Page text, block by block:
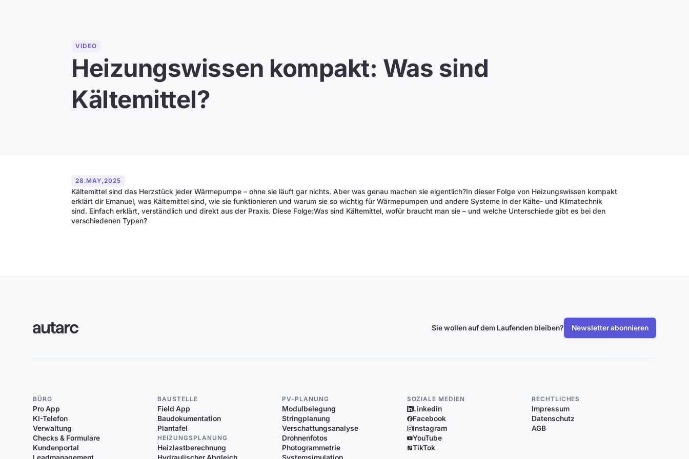
VIDEO
Heizungswissen kompakt: Was sind
Kältemittel?
28 .MAY,2025
Kältemittel sind das Herzstück jeder Wärmepumpe – ohne sie läuft gar nichts. Aber was genau machen sie eigentlich?In dieser Folge von Heizungswissen kompakt
erklärt dir Emanuel, was Kältemittel sind, wie sie funktionieren und warum sie so wichtig für Wärmepumpen und andere Systeme in der Kälte- und Klimatechnik
sind. Einfach erklärt, verständlich und direkt aus der Praxis. Diese Folge:Was sind Kältemittel, wofür braucht man sie – und welche Unterschiede gibt es bei den
verschiedenen Typen?
Sie wollen auf dem Laufenden bleiben? Newsletter abonnieren
BÜRO
Pro App
KI-Telefon
Verwaltung
Checks & Formulare
Kundenportal
BAUSTELLE
Field App
Baudokumentation
Plantafel
HEIZUNGSPLANUNG
Heizlastberechnung
PV-PLANUNG
Modulbelegung
Stringplanung
Verschattungsanalyse
Drohnenfotos
Photogrammetrie
SOZIALE MEDIEN
Linkedin
Facebook
Instagram
YouTube
TikTok
RECHTLICHES
Impressum
Datenschutz
AGB